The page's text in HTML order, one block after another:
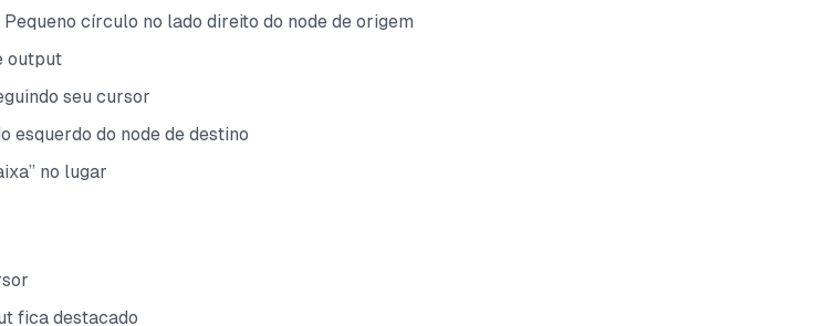
círculo no lado direito do node de origem
output
seu cursor
esquerdo do node de destino
no lugar
fica destacado